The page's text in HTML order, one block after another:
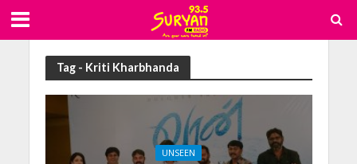
Tag - Kriti Kharbhanda
UNSEEN